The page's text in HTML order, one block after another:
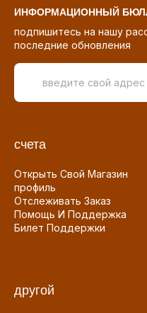
ИНФОРМАЦИОННЫЙ
подпишитесь на нашу
последние обновления
счета
Открыть Свой Магазин
профиль
Отслеживать Заказ
Помощь И Поддержка
Билет Поддержки
другой